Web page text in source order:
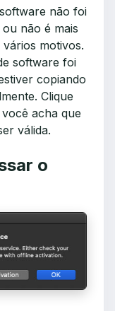
não foi
não é mais
motivos.
software foi
copiando
Clique
acha que
válida.
o